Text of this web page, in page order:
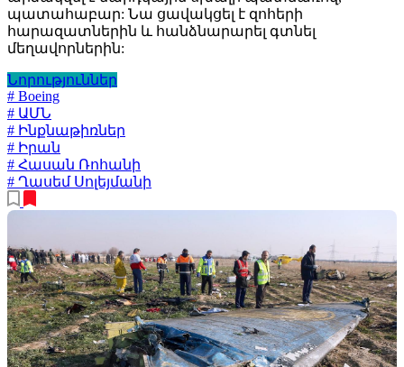
պատահաբար: Նա ցավակցել է զոհերի
հարազատներին և հանձնարարել գտնել
մեղավորներին:
Նորություններ
# Boeing
# ԱՄՆ
# Ինքնաթիռներ
# Իրան
# Հասան Ռոհանի
# Ղասեմ Սոլեյմանի